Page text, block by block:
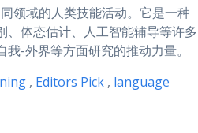
领域的人类技能活动。它是一种
体态估计、人工智能辅导等许多
-外界等方面研究的推动力量。
, Editors Pick , language